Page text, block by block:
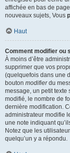
affichée en bas de
nouveaux sujets, Vous
Haut
Comment modifier ou
À moins d’être
supprimer que vos
(quelquefois dans une
bouton modifierdu
message, un petit texte
modifié, le nombre de
dernière modification.
administrateur modifie
une note indiquant
Notez que les
quelqu’un y a répondu.